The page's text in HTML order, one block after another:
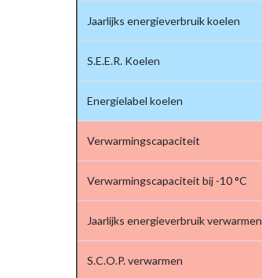
Jaarlijks energieverbruik koelen
S.E.E.R. Koelen
Energielabel koelen
Verwarmingscapaciteit
Verwarmingscapaciteit bij -10 °C
Jaarlijks energieverbruik verwarmen
S.C.O.P. verwarmen